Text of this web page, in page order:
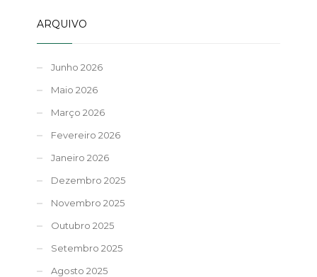
ARQUIVO
Junho 2026
Maio 2026
Março 2026
Fevereiro 2026
Janeiro 2026
Dezembro 2025
Novembro 2025
Outubro 2025
Setembro 2025
Agosto 2025